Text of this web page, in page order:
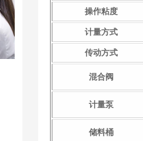
操作粘度
计量方式
传动方式
混合阀
计量泵
储料桶